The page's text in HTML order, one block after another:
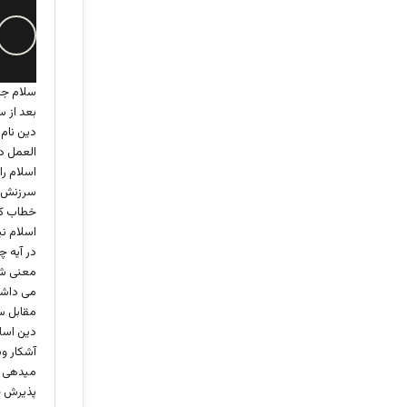
سلام
بعد
دین
العمل
اسلام
سرزنش
خطاب
اسلام
در
معنی
می
مقابل
دین
آشکار
میدهی
پذیرش